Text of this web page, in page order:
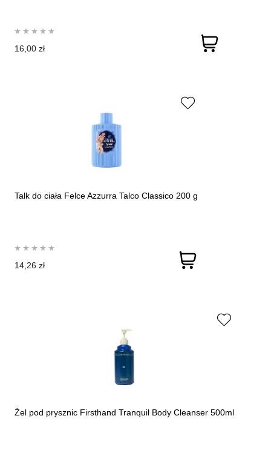
16,00 zł
Talk do ciała Felce Azzurra Talco Classico 200 g
14,26 zł
Żel pod prysznic Firsthand Tranquil Body Cleanser 500ml